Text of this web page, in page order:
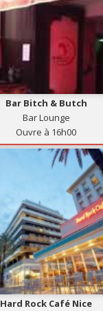
Bar Bitch & Butch
Bar Lounge
Ouvre à 16h00
Hard Rock Café Nice